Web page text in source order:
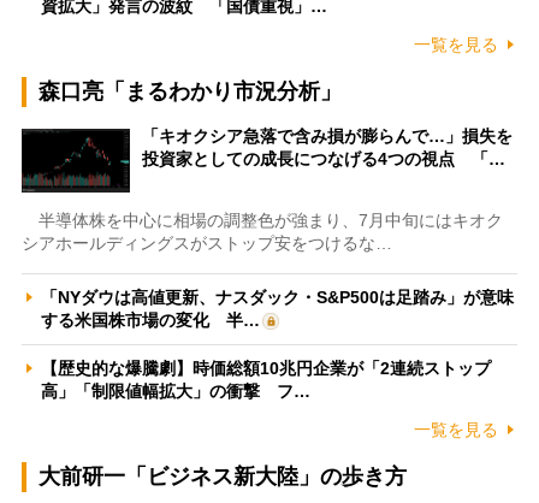
資拡大」発言の波紋 「国債重視」…
一覧を見る
森口亮「まるわかり市況分析」
「キオクシア急落で含み損が膨らんで…」損失を
投資家としての成長につなげる4つの視点 「…
半導体株を中心に相場の調整色が強まり、7月中旬にはキオク
シアホールディングスがストップ安をつけるな…
「NYダウは高値更新、ナスダック・S&P500は足踏み」が意味
する米国株市場の変化 半…
【歴史的な爆騰劇】時価総額10兆円企業が「2連続ストップ
高」「制限値幅拡大」の衝撃 フ…
一覧を見る
大前研一「ビジネス新大陸」の歩き方